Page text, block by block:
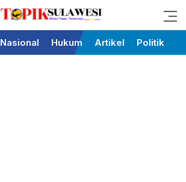
Topik Sulawesi
Bicara Tegas Terpercaya
Nasional Hukum Artikel Politik